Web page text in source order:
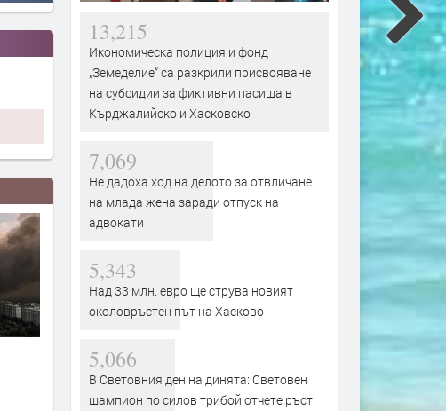
летището в Лайпциг
преди 2 дни
трафикантите?
преди 2 дни
13,215
Икономическа полиция и фонд
„Земеделие“ са разкрили присвояване
на субсидии за фиктивни пасища в
Кърджалийско и Хасковско
7,069
Не дадоха ход на делото за отвличане
на млада жена заради отпуск на
адвокати
5,343
Над 33 млн. евро ще струва новият
околовръстен път на Хасково
5,066
В Световния ден на динята: Световен
шампион по силов трибой отчете ръст